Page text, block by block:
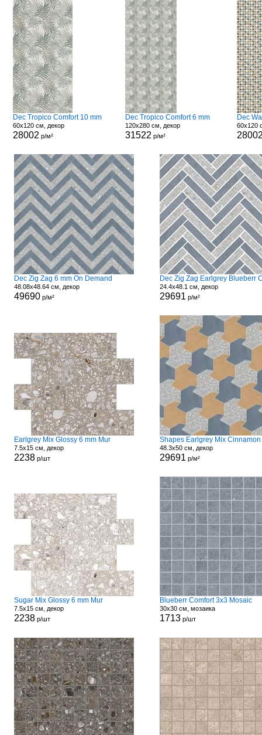
Dec Tropico Comfort 10 mm
60x120 см, декор
28002 р/м²
Dec Tropico Comfort 6 mm
120x280 см, декор
31522 р/м²
Dec
60x120
Dec Zig Zag 6 mm On Demand
48.08x48.64 см, декор
49690р/м²
24.4x48.1 см, декор
29691 р/м²
Earlgrey Mix Glossy 6 mm Mur
7.5x15 см, декор
2238р/шт
48.3x50 см, декор
29691 р/м²
Sugar Mix Glossy 6 mm Mur
7.5x15 см, декор
2238р/шт
Blueberr Comfort 3x3 Mosaic
30x30 см, мозаика
1713р/шт